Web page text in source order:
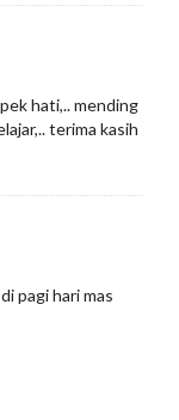
hati,.. mending
terima kasih
pagi hari mas